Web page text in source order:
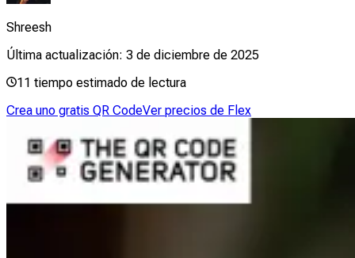
Shreesh
Última actualización: 3 de diciembre de 2025
11 tiempo estimado de lectura
Crea uno gratis QR CodeVer precios de Flex